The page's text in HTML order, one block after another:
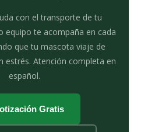
con el transporte de tu
equipo te acompaña en cada
que tu mascota viaje de
estrés. Atención completa en
español.
Gratis